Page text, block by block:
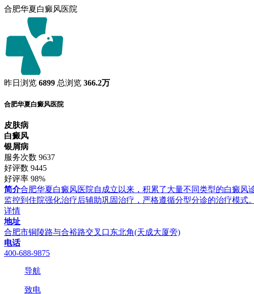
合肥华夏白癜风医院
昨日浏览 6899 总浏览 366.2万
合肥华夏白癜风医院
皮肤病
白癜风
银屑病
服务次数 9637
好评数 9445
好评率 98%
简介合肥华夏白癜风医院自成立以来，积累了大量不同类型的白癜
监控到住院强化治疗后辅助巩固治疗，严格遵循分型分诊的治疗模式。
详情
地址
合肥市铜陵路与合裕路交叉口东北角(天成大厦旁)
电话
400-688-9875
导航
致电